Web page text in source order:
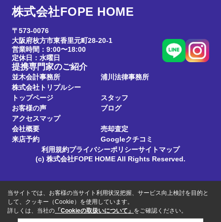
株式会社FOPE HOME
〒573-0076
大阪府枚方市東香里元町28-20-1
営業時間：9:00〜18:00
定休日：水曜日
提携専門家のご紹介
並木会計事務所
浦川法律事務所
株式会社トリプルシー
トップページ
スタッフ
お客様の声
ブログ
アクセスマップ
会社概要
売却査定
来店予約
Googleクチコミ
利用規約プライバシーポリシーサイトマップ
(c) 株式会社FOPE HOME All Rights Reserved.
当サイトでは、お客様の当サイト利用状況把握、サービス向上検討を目的と
して、クッキー（Cookie）を使用しています。
詳しくは、当社の 「Cookieの取扱いについて」 をご確認ください。